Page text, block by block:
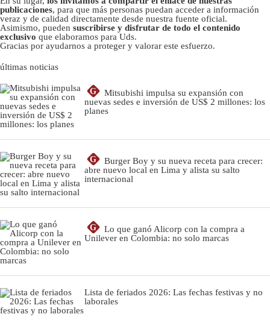
publicaciones, para que más personas puedan acceder a información
veraz y de calidad directamente desde nuestra fuente oficial.
Asimismo, pueden suscribirse y disfrutar de todo el contenido
exclusivo que elaboramos para Uds.
Gracias por ayudarnos a proteger y valorar este esfuerzo.
últimas noticias
G
Mitsubishi impulsa su expansión con
nuevas sedes e inversión de US$ 2 millones: los
planes
G
Burger Boy y su nueva receta para crecer:
abre nuevo local en Lima y alista su salto
internacional
G
Lo que ganó Alicorp con la compra a
Unilever en Colombia: no solo marcas
Lista de feriados 2026: Las fechas festivas y no
laborales